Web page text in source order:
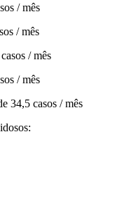
/ mês
/ mês
/ mês
/ mês
casos / mês